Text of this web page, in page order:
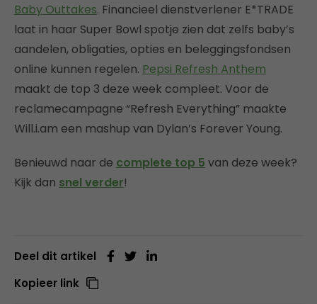
Baby Outtakes. Financieel dienstverlener E*TRADE
laat in haar Super Bowl spotje zien dat zelfs baby’s
aandelen, obligaties, opties en beleggingsfondsen
online kunnen regelen. Pepsi Refresh Anthem
maakt de top 3 deze week compleet. Voor de
reclamecampagne “Refresh Everything” maakte
Will.i.am een mashup van Dylan’s Forever Young.
Benieuwd naar de complete top 5 van deze week?
Kijk dan snel verder!
Deel dit artikel
Kopieer link